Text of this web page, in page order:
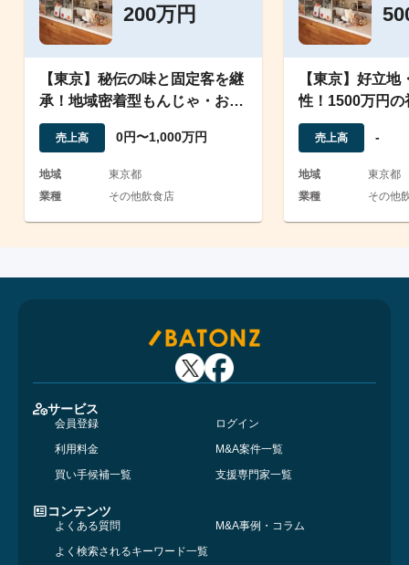
200万円
【東京】秘伝の味と固定客を継
承！地域密着型もんじゃ・お好
み焼き店の事業譲渡
売上高 0円〜1,000万円
地域
東京都
業種
その他飲食店
【東京】好立
性！1500万円
お好み焼き店譲
売上高 -
地域
東京都
業種
その他
サービス
会員登録
ログイン
利用料金
M&A案件一覧
買い手候補一覧
支援専門家一覧
コンテンツ
よくある質問
M&A事例・コラム
よく検索されるキーワード一覧